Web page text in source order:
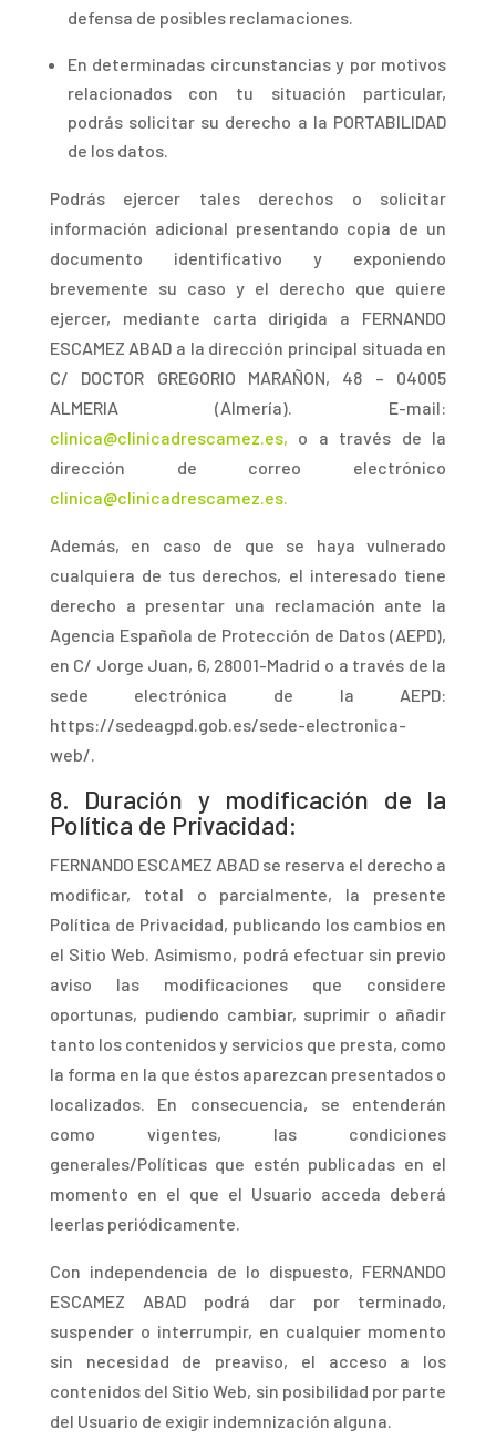
defensa de posibles reclamaciones.
En determinadas circunstancias y por motivos
relacionados con tu situación particular,
podrás solicitar su derecho a la PORTABILIDAD
de los datos.
Podrás ejercer tales derechos o solicitar
información adicional presentando copia de un
documento identificativo y exponiendo
brevemente su caso y el derecho que quiere
ejercer, mediante carta dirigida a FERNANDO
ESCAMEZ ABAD a la dirección principal situada en
C/ DOCTOR GREGORIO MARAÑON, 48 – 04005
ALMERIA (Almería). E-mail:
clinica@clinicadrescamez.es, o a través de la
dirección de correo electrónico
clinica@clinicadrescamez.es.
Además, en caso de que se haya vulnerado
cualquiera de tus derechos, el interesado tiene
derecho a presentar una reclamación ante la
Agencia Española de Protección de Datos (AEPD),
en C/ Jorge Juan, 6, 28001-Madrid o a través de la
sede electrónica de la AEPD:
https://sedeagpd.gob.es/sede-electronica-
web/.
8. Duración y modificación de la
Política de Privacidad:
FERNANDO ESCAMEZ ABAD se reserva el derecho a
modificar, total o parcialmente, la presente
Política de Privacidad, publicando los cambios en
el Sitio Web. Asimismo, podrá efectuar sin previo
aviso las modificaciones que considere
oportunas, pudiendo cambiar, suprimir o añadir
tanto los contenidos y servicios que presta, como
la forma en la que éstos aparezcan presentados o
localizados. En consecuencia, se entenderán
como vigentes, las condiciones
generales/Políticas que estén publicadas en el
momento en el que el Usuario acceda deberá
leerlas periódicamente.
Con independencia de lo dispuesto, FERNANDO
ESCAMEZ ABAD podrá dar por terminado,
suspender o interrumpir, en cualquier momento
sin necesidad de preaviso, el acceso a los
contenidos del Sitio Web, sin posibilidad por parte
del Usuario de exigir indemnización alguna.